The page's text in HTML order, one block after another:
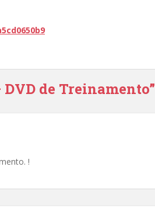
de Treinamento”
!